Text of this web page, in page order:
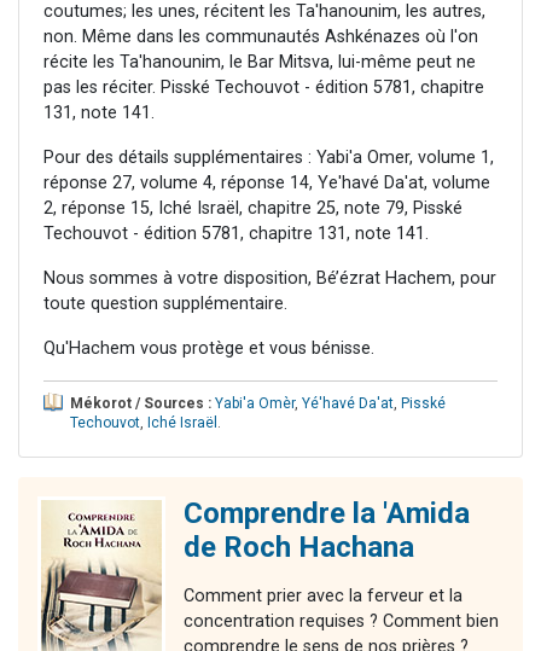
coutumes; les unes, récitent les Ta'hanounim, les autres,
non. Même dans les communautés Ashkénazes où l'on
récite les Ta'hanounim, le Bar Mitsva, lui-même peut ne
pas les réciter. Pisské Techouvot - édition 5781, chapitre
131, note 141.
Pour des détails supplémentaires : Yabi'a Omer, volume 1,
réponse 27, volume 4, réponse 14, Ye'havé Da'at, volume
2, réponse 15, Iché Israël, chapitre 25, note 79, Pisské
Techouvot - édition 5781, chapitre 131, note 141.
Nous sommes à votre disposition, Bé’ézrat Hachem, pour
toute question supplémentaire.
Qu'Hachem vous protège et vous bénisse.
Mékorot / Sources : Yabi'a Omèr, Yé'havé Da'at, Pisské
Techouvot, Iché Israël .
Comprendre la 'Amida
de Roch Hachana
Comment prier avec la ferveur et la
concentration requises ? Comment bien